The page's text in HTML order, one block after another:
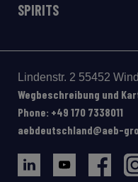
SPIRITS
Lindenstr. 2 55452
Wegbeschreibung und
Phone: +49 170 7338011
aebdeutschland@aeb-